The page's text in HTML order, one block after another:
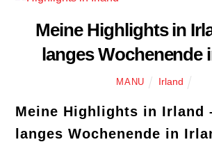
Meine Highlights in
langes Wochenende
MANU Irland
Meine Highlights in Irland
langes Wochenende in